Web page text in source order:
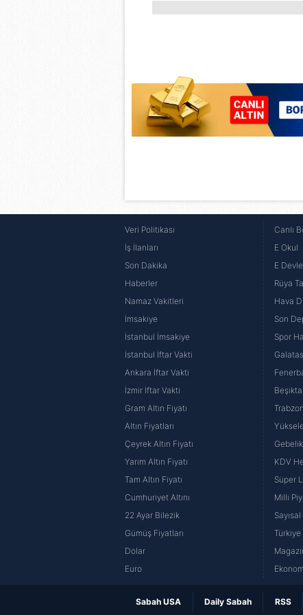
Veri Politikası
İş İlanları
Son Dakika
Haberler
Namaz Vakitleri
İmsakiye
İstanbul İmsakiye
İstanbul İftar Vakti
Ankara İftar Vakti
İzmir İftar Vakti
Gram Altın Fiyatı
Altın Fiyatları
Çeyrek Altın Fiyatı
Yarım Altın Fiyatı
Tam Altın Fiyatı
Cumhuriyet Altını
22 Ayar Bilezik
Gümüş Fiyatları
Dolar
Euro
Canlı
E Okul
E
Rüya
Hava
Son
Spor
KDV
Süper
Milli
Türkiye
Sabah USA Daily Sabah RSS